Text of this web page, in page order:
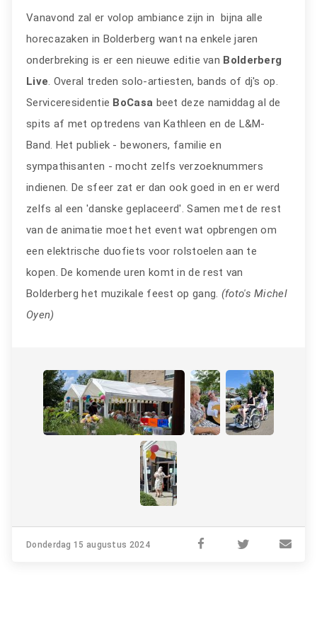
Vanavond zal er volop ambiance zijn in bijna alle
horecazaken in Bolderberg want na enkele jaren
onderbreking is er een nieuwe editie van Bolderberg
Live. Overal treden solo-artiesten, bands of dj's op.
Serviceresidentie BoCasa beet deze namiddag al de
spits af met optredens van Kathleen en de L&M-
Band. Het publiek - bewoners, familie en
sympathisanten - mocht zelfs verzoeknummers
indienen. De sfeer zat er dan ook goed in en er werd
zelfs al een 'danske geplaceerd'. Samen met de rest
van de animatie moet het event wat opbrengen om
een elektrische duofiets voor rolstoelen aan te
kopen. De komende uren komt in de rest van
Bolderberg het muzikale feest op gang. (foto's Michel
Oyen)
Donderdag 15 augustus 2024